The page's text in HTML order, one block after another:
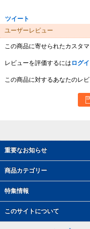
重要なお知らせ
商品カテゴリー
特集情報
このサイトについて
ツイート
ユーザーレビュー
この商品に寄せられたカスタ
レビューを評価するには ログ
この商品に対するあなたのレ